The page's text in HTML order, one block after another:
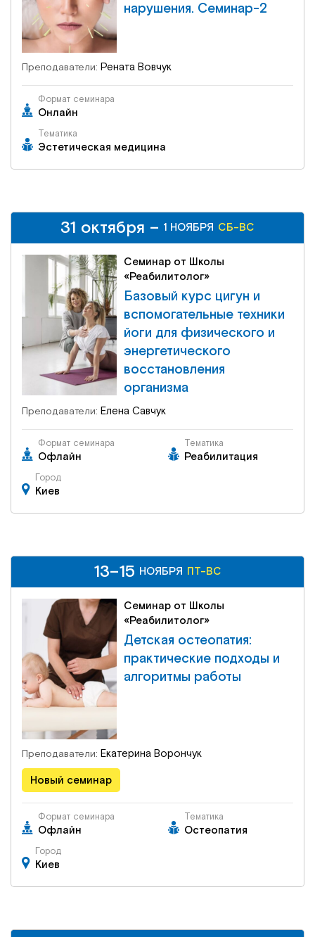
нарушения. Семинар-2
Преподаватели: Рената Вовчук
Формат семинара
Онлайн
Тематика
Эстетическая медицина
Семинар от Школы
«Реабилитолог»
Базовый курс цигун и
вспомогательные техники
йоги для физического и
энергетического
восстановления
организма
Преподаватели: Елена Савчук
Формат семинара
Офлайн
Тематика
Реабилитация
Город
Киев
СБ-ВС 31 октября – 1 НОЯБРЯ
31 октября – 1 НОЯБРЯ СБ-ВС
Семинар от Школы
«Реабилитолог»
Детская остеопатия:
практические подходы и
алгоритмы работы
Преподаватели: Екатерина Ворончук
Новый семинар
Формат семинара
Офлайн
Тематика
Остеопатия
Город
Киев
ПТ-ВС 13–15 НОЯБРЯ
13–15 НОЯБРЯ ПТ-ВС